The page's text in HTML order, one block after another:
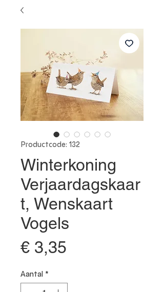
Productcode: 132
Winterkoning
Verjaardagskaar
t, Wenskaart
Vogels
€ 3,35
Aantal *